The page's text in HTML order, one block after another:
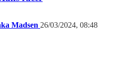
Madsen 26/03/2024, 08:48